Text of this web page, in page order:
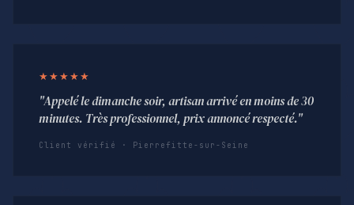
★★★★★
"Appelé le dimanche soir, artisan arrivé en moins de 30
minutes. Très professionnel, prix annoncé respecté."
Client vérifié · Pierrefitte-sur-Seine